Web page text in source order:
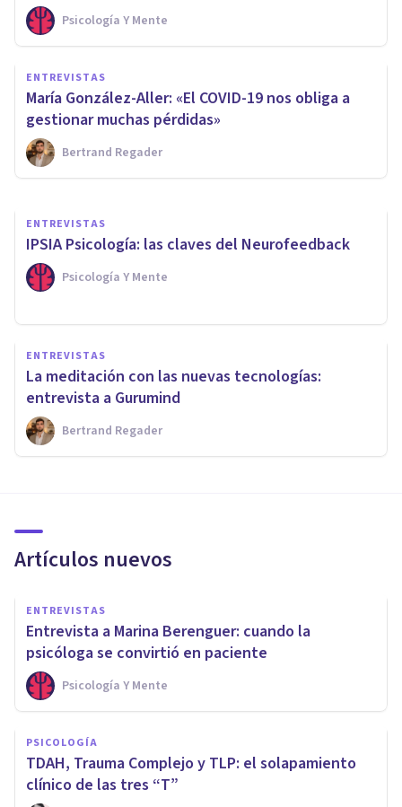
Psicología Y Mente
ENTREVISTAS
María González-Aller: «El COVID-19 nos obliga a
gestionar muchas pérdidas»
Bertrand Regader
ENTREVISTAS
Entrevista a Fabián Cardell:
problemas de ansiedad en la
crisis del COVID
Bertrand Regader
ENTREVISTAS
IPSIA Psicología: las claves del Neurofeedback
Psicología Y Mente
ENTREVISTAS
La meditación con las nuevas tecnologías:
entrevista a Gurumind
Bertrand Regader
Artículos nuevos
ENTREVISTAS
Entrevista a Marina Berenguer: cuando la
psicóloga se convirtió en paciente
Psicología Y Mente
PSICOLOGÍA
TDAH, Trauma Complejo y TLP: el solapamiento
clínico de las tres “T”